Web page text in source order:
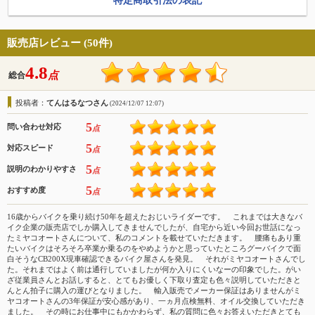
販売店レビュー (50件)
総合4.8点
投稿者： てんはるなつさん (2024/12/07 12:07)
問い合わせ対応 5点
対応スピード 5点
説明のわかりやすさ 5点
おすすめ度 5点
16歳からバイクを乗り続け50年を超えたおじいライダーです。 これまでは大きなバ
イク企業の販売店でしか購入してきませんでしたが、自宅から近い今回お世話になっ
たミヤコオートさんについて、私のコメントを載せていただきます。 腰痛もあり重
たいバイクはそろそろ卒業か乗るのをやめようかと思っていたところグーバイクで面
白そうなCB200X現車確認できるバイク屋さんを発見。 それがミヤコオートさんでし
た。それまではよく前は通行していましたが何か入りにくいなーの印象でした。がい
ざ従業員さんとお話しすると、とてもお優しく下取り査定も色々説明していただきと
んとん拍子に購入の運びとなりました。 輸入販売でメーカー保証はありませんがミ
ヤコオートさんの3年保証が安心感があり、一ヵ月点検無料、オイル交換していただき
ました。 その時にお仕事中にもかかわらず、私の質問に色々お答えいただきとても